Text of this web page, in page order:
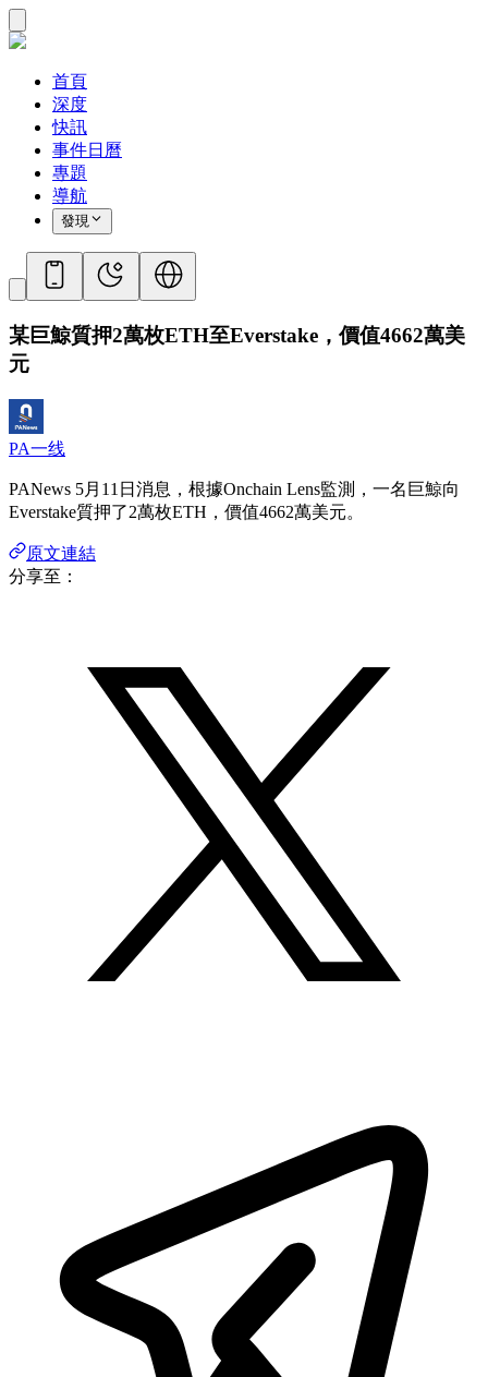
首頁
深度
快訊
事件日曆
專題
導航
發現
某巨鯨質押2萬枚ETH至Everstake，價值4662萬美
元
PA一线
PANews 5月11日消息，根據Onchain Lens監測，一名巨鯨向
Everstake質押了2萬枚ETH，價值4662萬美元。
原文連結
分享至：